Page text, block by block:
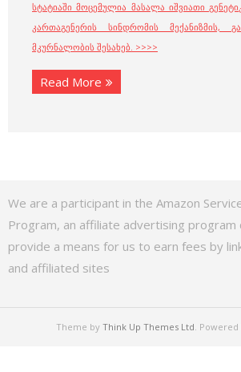
სტატიაში მოცემულია მასალა იშვიათი
კართაგენერის სინდრომის მექანიზმის,
მკურნალობის შესახებ. >>>>
Read More
We are a participant in the Amazon
Program, an affiliate advertising program
provide a means for us to earn fees by
and affiliated sites
Theme by Think Up Themes Ltd. Powered